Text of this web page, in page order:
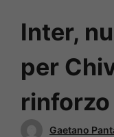
Inter,
per
Gaetano